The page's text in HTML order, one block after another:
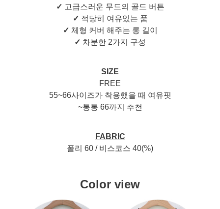
✓ 고급스러운 무드의 골드 버튼
✓ 적당히 여유있는 품
✓ 체형 커버 해주는 롱 길이
✓ 차분한 2가지 구성
SIZE
FREE
55~66사이즈가 착용했을 때 여유핏
~통통 66까지 추천
FABRIC
폴리 60 / 비스코스 40(%)
Color view